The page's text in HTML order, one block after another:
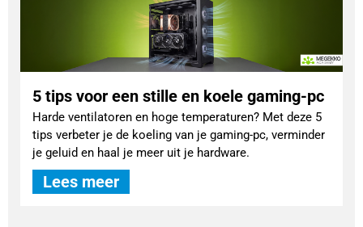
Lees meer
Harde ventilatoren en hoge temperaturen? Met deze 5
tips verbeter je de koeling van je gaming-pc, verminder
je geluid en haal je meer uit je hardware.
5 tips voor een stille en koele gaming-pc